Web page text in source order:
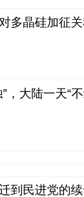
多晶硅加征
，大陆一天“
到民进党的